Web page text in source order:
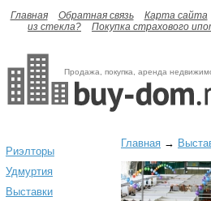
Главная Обратная связь Карта сайта
из стекла?
Покупка страхового
Продажа, покупка, аренда
Риэлторы
Удмуртия
Выставки
Главная →